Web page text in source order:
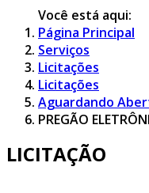
Você está aqui:
Página Principal
Serviços
Licitações
Licitações
Aguardando
PREGÃO
LICITAÇÃO